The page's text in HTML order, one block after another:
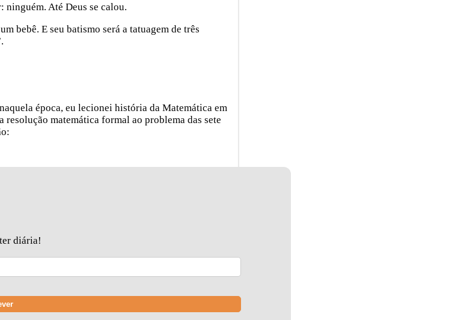
ninguém. Até Deus se calou.
bebê. E seu batismo será a tatuagem de três
época, eu lecionei história da Matemática em
matemática formal ao problema das sete
diária!